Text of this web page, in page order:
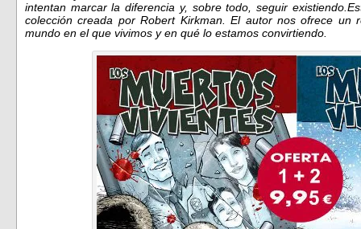
intentan marcar la diferencia y, sobre todo, seguir
colección creada por Robert Kirkman. El autor nos ofrece un
mundo en el que vivimos y en qué lo estamos convirtiendo.